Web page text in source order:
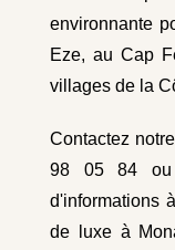
environnante
Eze, au Cap
villages de la
Contactez
98 05 84
d'informations
de luxe à